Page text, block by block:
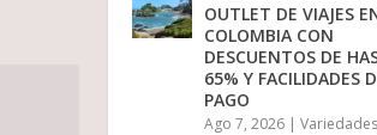
OUTLET DE VIAJES
COLOMBIA CON
DESCUENTOS DE
65% Y FACILIDADES
PAGO
Ago 7, 2026 |Variedades